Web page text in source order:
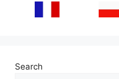
Search